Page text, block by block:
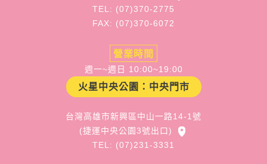
TEL: (07)370-2775
FAX: (07)370-6072
營業時間
週一~週日 10:00~19:00
火星中央公園：中央門市
台灣高雄市新興區中山一路14-1號
(捷運中央公園3號出口)
TEL: (07)231-3331